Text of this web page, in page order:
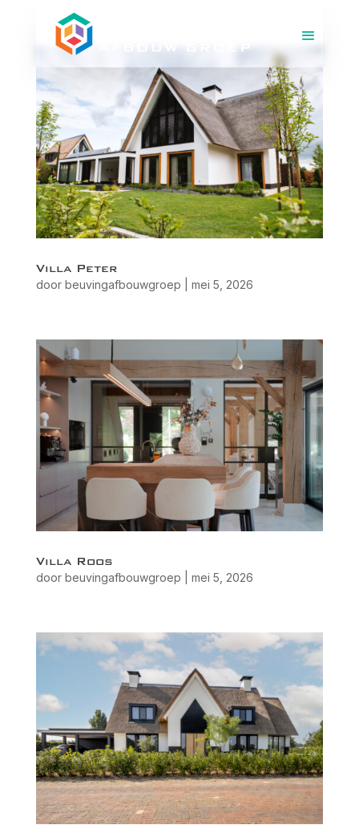
Villa Peter
door beuvingafbouwgroep mei 5, 2026
Villa Roos
door beuvingafbouwgroep mei 5, 2026